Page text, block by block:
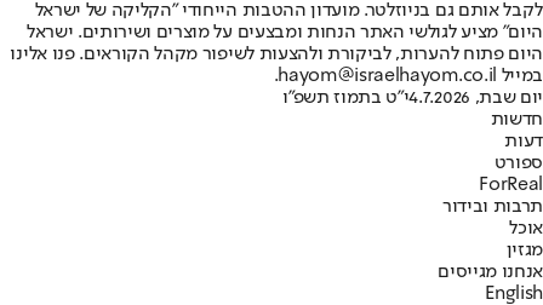
לקבל אותם גם בניוזלטר. מועדון ההטבות הייחודי "הקליקה של ישראל
היום" מציע לגולשי האתר הנחות ומבצעים על מוצרים ושירותים. ישראל
היום פתוח להערות, לביקורת ולהצעות לשיפור מקהל הקוראים. פנו אלינו
במייל hayom@israelhayom.co.il.
יום שבת, 4.7.2026
י"ט בתמוז תשפ"ו
חדשות
דעות
ספורט
ForReal
תרבות ובידור
אוכל
מגזין
אנחנו מגייסים
English